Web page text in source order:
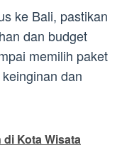
ke Bali, pastikan
dan budget
memilih paket
dan
di Kota Wisata